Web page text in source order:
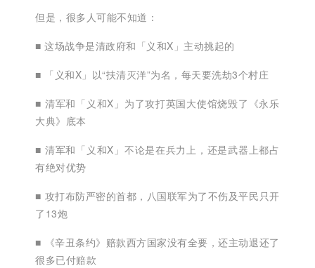
但是，很多人可能不知道 ：
■ 这场战争是清政府和「义和X」主动挑起的
■ 「义和X」以“扶清灭洋”为名，每天要洗劫3个村庄
■ 清军和「义和X」为了攻打英国大使馆烧毁了《永乐
大典》底本
■ 清军和「义和X」不论是在兵力上，还是武器上都占
有绝对优势
■ 攻打布防严密的首都，八国联军为了不伤及平民只开
了13炮
■ 《辛丑条约》 赔款西方国家没有全要，还主动退还了
很多已付赔款